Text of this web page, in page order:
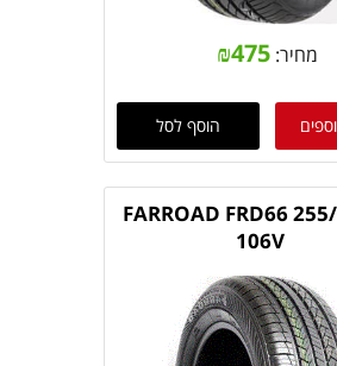
מחיר: ₪475
הוסף לסל
FARROAD FRD66
106V